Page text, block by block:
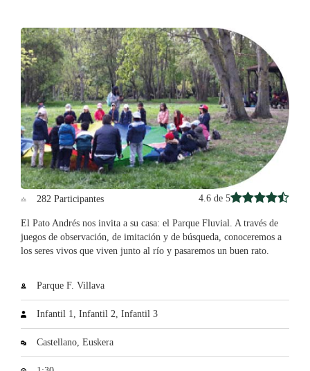
282 Participantes 4.6 de 5
El Pato Andrés nos invita a su casa: el Parque Fluvial. A través de
juegos de observación, de imitación y de búsqueda, conoceremos a
los seres vivos que viven junto al río y pasaremos un buen rato.
Parque F. Villava
Infantil 1, Infantil 2, Infantil 3
Castellano, Euskera